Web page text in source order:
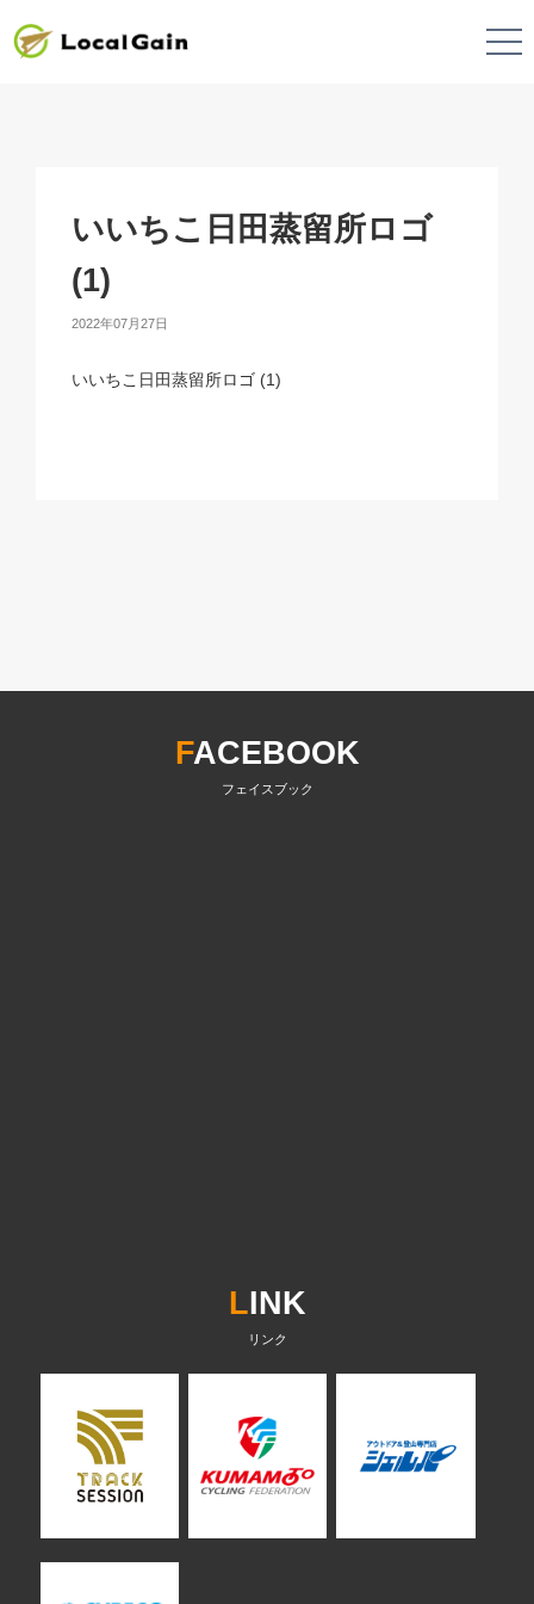
いいちこ日田蒸留所ロゴ
(1)
2022年07月27日
いいちこ日田蒸留所ロゴ (1)
LINK
FACEBOOK